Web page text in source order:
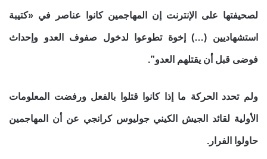
لصحيفتها على الإنترنت إن المهاجمين كانوا عناصر في «كتيبة
استشهاديين (…) إخوة تطوعوا لدخول صفوف العدو وإحداث
فوضى قبل أن يقتلهم العدو”.
ولم تحدد الحركة ما إذا كانوا قتلوا بالفعل ورفضت المعلومات
الأولية لقائد الجيش الكيني جوليوس كرانجي عن أن المهاجمين
حاولوا الفرار.